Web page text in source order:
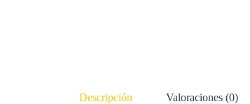
Descripción Valoraciones (0)